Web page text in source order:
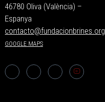
46780 Oliva (València) –
Espanya
contacto@fundacionbrines.org
GOOGLE MAPS